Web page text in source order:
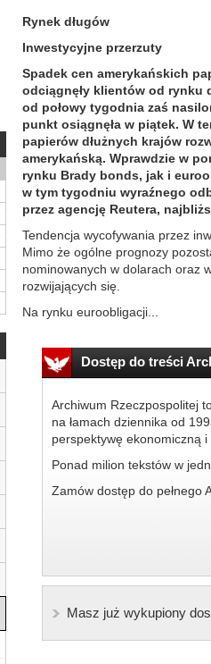
Rynek długów
Inwestycyjne przerzuty
Spadek cen amerykańskich
odciągnęły klientów od rynku
od połowy tygodnia zaś
punkt osiągnęła w piątek. W
papierów dłużnych krajów
amerykańską. Wprawdzie w
rynku Brady bonds, jak i
w tym tygodniu wyraźnego
przez agencję Reutera,
Tendencja wycofywania przez
Mimo że ogólne prognozy
nominowanych w dolarach oraz
rozwijających się.
Na rynku euroobligacji...
Dostęp do treści
Archiwum Rzeczpospolitej
na łamach dziennika od
perspektywę ekonomiczną i
Ponad milion tekstów w
Zamów dostęp do pełnego
Masz już wykupiony